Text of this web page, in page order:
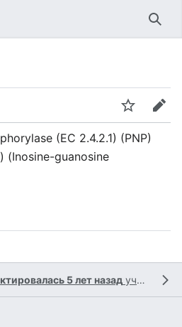
Следить
(EC 2.4.2.1) (PNP)
(Inosine-guanosine
5 лет назад участником